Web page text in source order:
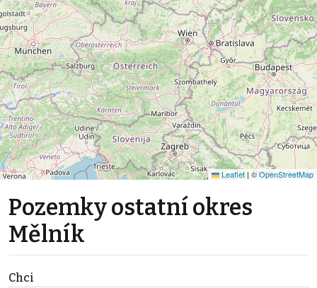
Leaflet | ©OpenStreetMap
Pozemky ostatní okres
Mělník
Chci